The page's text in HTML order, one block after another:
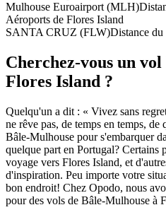
Mulhouse Euroairport (MLH)
Aéroports de Flores Island
SANTA CRUZ (FLW)Distance
Cherchez-vous un
Flores Island ?
Quelqu'un a dit : « Vivez sans
ne rêve pas, de temps en temps,
Bâle-Mulhouse pour s'embarquer
quelque part en Portugal? Certains
voyage vers Flores Island, et
d'inspiration. Peu importe votre
bon endroit! Chez Opodo, nous
pour des vols de Bâle-Mulhouse à